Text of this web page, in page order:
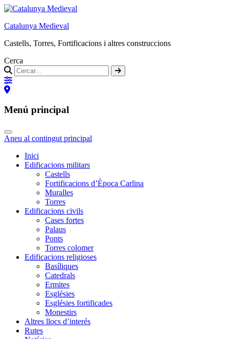
Catalunya Medieval
Castells, Torres, Fortificacions i altres construccions
Cerca
Menú principal
Aneu al contingut principal
Inici
Edificacions militars
Castells
Fortificacions d’Època Carlina
Muralles
Torres
Edificacions civils
Cases fortes
Palaus
Ponts
Torres colomer
Edificacions religioses
Basíliques
Catedrals
Ermites
Esglésies
Esglésies fortificades
Monestirs
Altres llocs d’interés
Rutes